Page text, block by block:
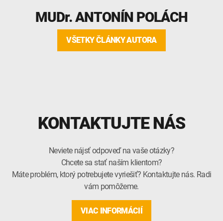
MUDr.ANTONÍN POLÁCH
VŠETKY ČLÁNKY AUTORA
KONTAKTUJTE NÁS
Neviete nájsť odpoveď na vaše otázky?
Chcete sa stať naším klientom?
Máte problém, ktorý potrebujete vyriešiť? Kontaktujte nás. Radi
vám pomôžeme.
VIAC INFORMÁCIÍ